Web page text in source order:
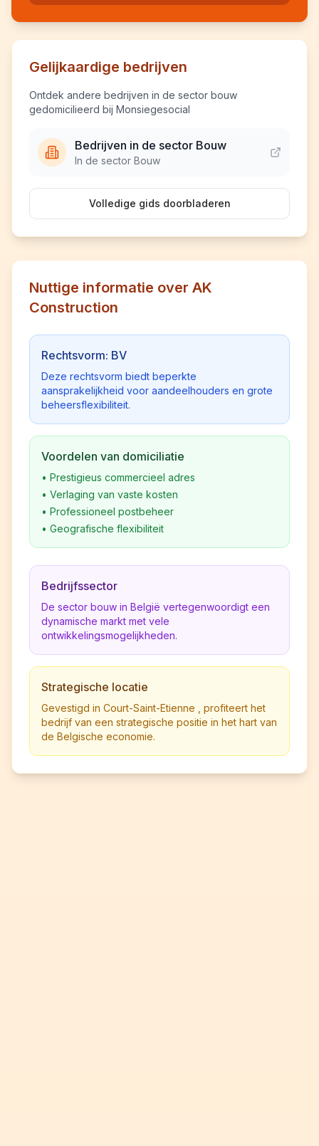
Gelijkaardige bedrijven
Ontdek andere bedrijven in de sector bouw
gedomicilieerd bij Monsiegesocial
Bedrijven in de sector Bouw
In de sector Bouw
Volledige gids doorbladeren
Nuttige informatie over AK
Construction
Rechtsvorm: BV
Deze rechtsvorm biedt beperkte
aansprakelijkheid voor aandeelhouders en grote
beheersflexibiliteit.
Voordelen van domiciliatie
• Prestigieus commercieel adres
• Verlaging van vaste kosten
• Professioneel postbeheer
• Geografische flexibiliteit
Bedrijfssector
De sector bouw in België vertegenwoordigt een
dynamische markt met vele
ontwikkelingsmogelijkheden.
Strategische locatie
Gevestigd in Court-Saint-Etienne , profiteert het
bedrijf van een strategische positie in het hart van
de Belgische economie.